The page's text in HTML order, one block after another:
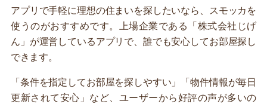
アプリで手軽に理想の住まいを探したいなら、スモッカを
使うのがおすすめです。上場企業である「株式会社じげ
ん」が運営しているアプリで、誰でも安心してお部屋探し
できます。
「条件を指定してお部屋を探しやすい」「物件情報が毎日
更新されて安心」など、ユーザーから好評の声が多いの